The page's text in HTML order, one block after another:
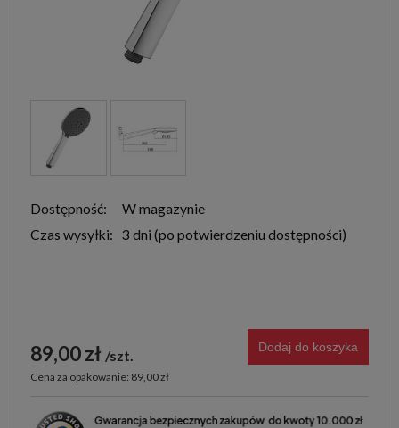
Dostępność:
W magazynie
Czas wysyłki: 3 dni
89,00 zł szt.
Cena za opakowanie: 89,00 zł
Dodaj do koszyka